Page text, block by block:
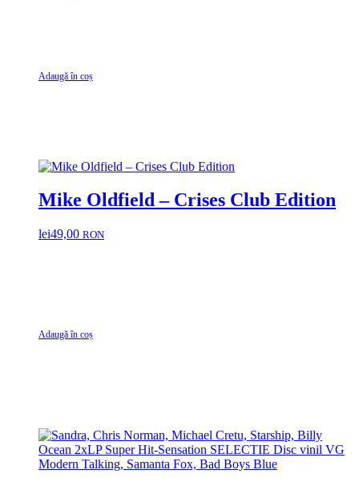
Adaugă în coș
Mike Oldfield – Crises Club Edition
lei49,00 RON
Adaugă în coș